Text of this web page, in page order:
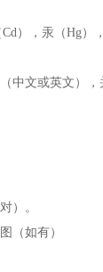
），汞（Hg）
文或英文），
）。
（如有）